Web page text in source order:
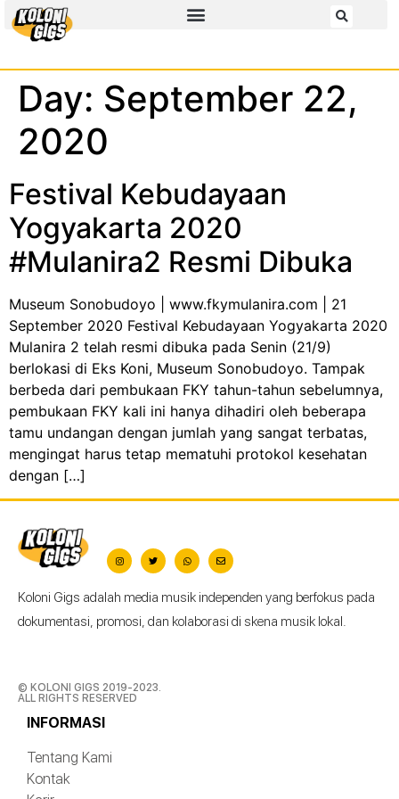
Day: September 22,
2020
Festival Kebudayaan
Yogyakarta 2020
#Mulanira2 Resmi Dibuka
Museum Sonobudoyo | www.fkymulanira.com | 21
September 2020 Festival Kebudayaan Yogyakarta 2020
Mulanira 2 telah resmi dibuka pada Senin (21/9)
berlokasi di Eks Koni, Museum Sonobudoyo. Tampak
berbeda dari pembukaan FKY tahun-tahun sebelumnya,
pembukaan FKY kali ini hanya dihadiri oleh beberapa
tamu undangan dengan jumlah yang sangat terbatas,
mengingat harus tetap mematuhi protokol kesehatan
dengan […]
Koloni Gigs adalah media musik independen yang berfokus pada
dokumentasi, promosi, dan kolaborasi di skena musik lokal.
© KOLONI GIGS 2019-2023.
ALL RIGHTS RESERVED
INFORMASI
Tentang Kami
Kontak